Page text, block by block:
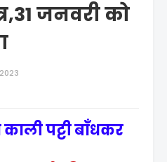
जनवरी को
पट्टी बाँधकर